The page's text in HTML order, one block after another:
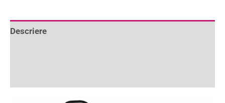
Descriere